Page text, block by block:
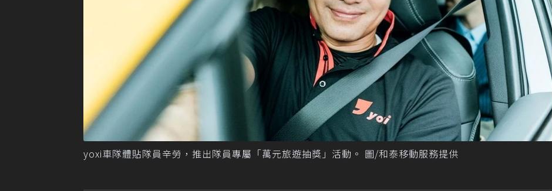
yoxi車隊體貼隊員辛勞，推出隊員專屬「萬元旅遊抽獎」活動。 圖/和泰移動服務提供